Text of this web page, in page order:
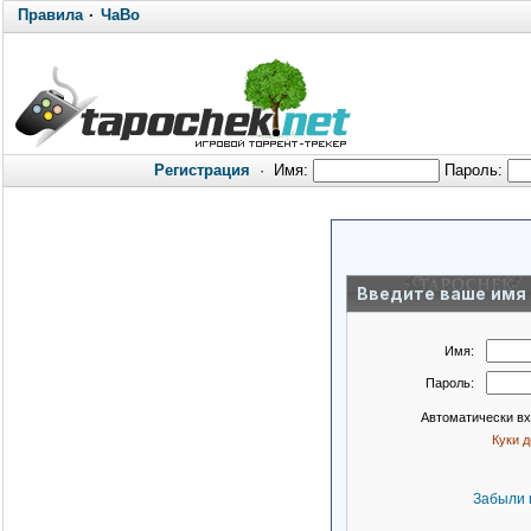
Правила· ЧаВо
Регистрация · Имя: Пароль:
Введите ваше имя
Имя:
Пароль:
Автоматически
Куки
Забыли